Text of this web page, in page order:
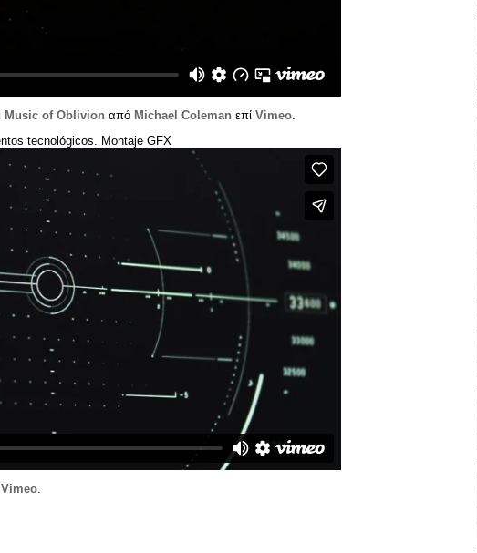
Music of Oblivion από Michael Coleman επί Vimeo
tecnológicos Montaje GFX
Vimeo